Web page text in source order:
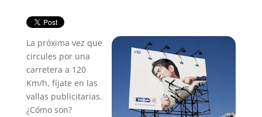
La próxima vez que
circules por una
carretera a 120
Km/h, fíjate en las
vallas publicitarias.
¿Cómo son?